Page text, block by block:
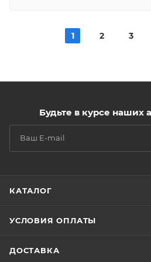
1 2 3
Будьте в курсе наших
КАТАЛОГ
УСЛОВИЯ ОПЛАТЫ
ДОСТАВКА